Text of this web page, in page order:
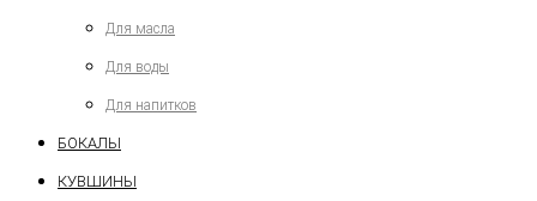
Для масла
Для воды
Для напитков
БОКАЛЫ
КУВШИНЫ